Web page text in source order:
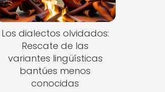
Los dialectos olvidados:
Rescate de las
variantes lingüísticas
bantúes menos
conocidas